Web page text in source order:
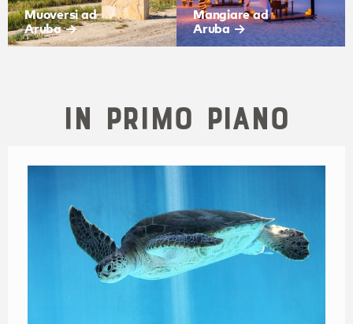
Muoversi ad
Aruba
Mangiare ad
Aruba
In primo piano